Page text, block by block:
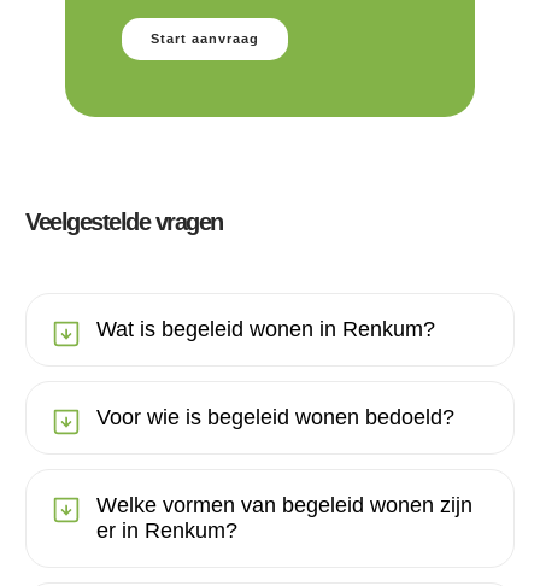
Start aanvraag
Veelgestelde vragen
Wat is begeleid wonen in Renkum?
Voor wie is begeleid wonen bedoeld?
Welke vormen van begeleid wonen zijn
er in Renkum?